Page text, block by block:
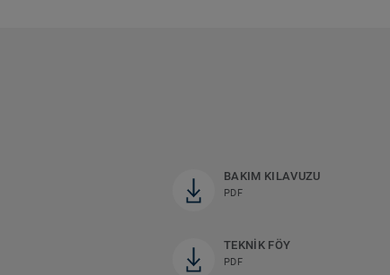
BAKIM KILAVUZU
PDF
TEKNİK FÖY
PDF